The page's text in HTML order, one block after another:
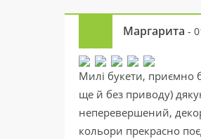
Маргарита -
Милі букети, приємно
ще й без приводу)
неперевершений,
кольори прекрасно